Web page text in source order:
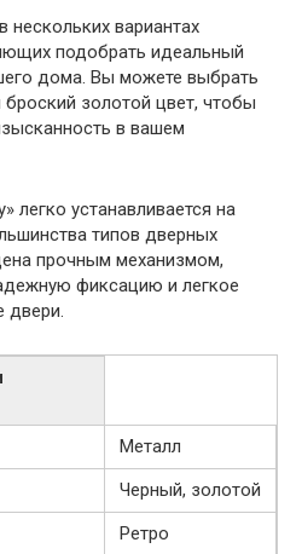
нескольких вариантах
подобрать идеальный
дома. Вы можете выбрать
золотой цвет, чтобы
в вашем
легко устанавливается на
типов дверных
прочным механизмом,
фиксацию и легкое
двери.
Металл
Черный, золотой
Ретро